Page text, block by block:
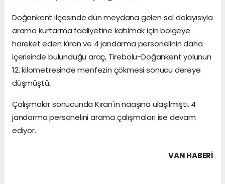
Doğankent ilçesinde dün meydana gelen sel dolayısıyla
arama kurtarma faaliyetine katılmak için bölgeye
hareket eden Kıran ve 4 jandarma personelinin daha
içerisinde bulunduğu araç, Tirebolu-Doğankent yolunun
12. kilometresinde menfezin çökmesi sonucu dereye
düşmüştü.
Çalışmalar sonucunda Kıran'ın naaşına ulaşılmıştı. 4
jandarma personelini arama çalışmaları ise devam
ediyor.
VAN HABERİ